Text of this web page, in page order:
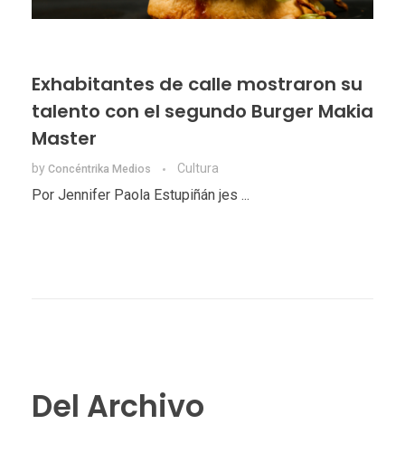
Exhabitantes de calle mostraron su
talento con el segundo Burger Makia
Master
by Concéntrika Medios Cultura
Por Jennifer Paola Estupiñán jes ...
Del Archivo